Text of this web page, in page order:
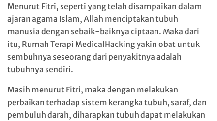
Menurut Fitri, seperti yang telah disampaikan dalam
ajaran agama Islam, Allah menciptakan tubuh
manusia dengan sebaik-baiknya ciptaan. Maka dari
itu, Rumah Terapi MedicalHacking yakin obat untuk
sembuhnya seseorang dari penyakitnya adalah
tubuhnya sendiri.
Masih menurut Fitri, maka dengan melakukan
perbaikan terhadap sistem kerangka tubuh, saraf, dan
pembuluh darah, diharapkan tubuh dapat melakukan